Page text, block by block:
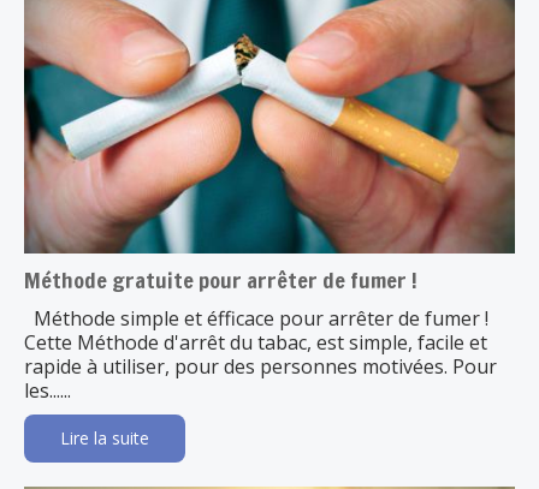
Méthode gratuite pour arrêter de fumer !
Méthode simple et éfficace pour arrêter de fumer !
Cette Méthode d'arrêt du tabac, est simple, facile et
rapide à utiliser, pour des personnes motivées. Pour
les......
Lire la suite